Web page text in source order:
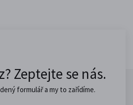
Zeptejte se nás.
formulář a my to zařídíme.